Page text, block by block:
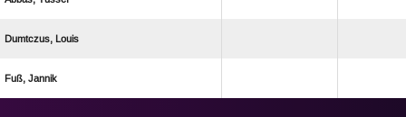
 
 